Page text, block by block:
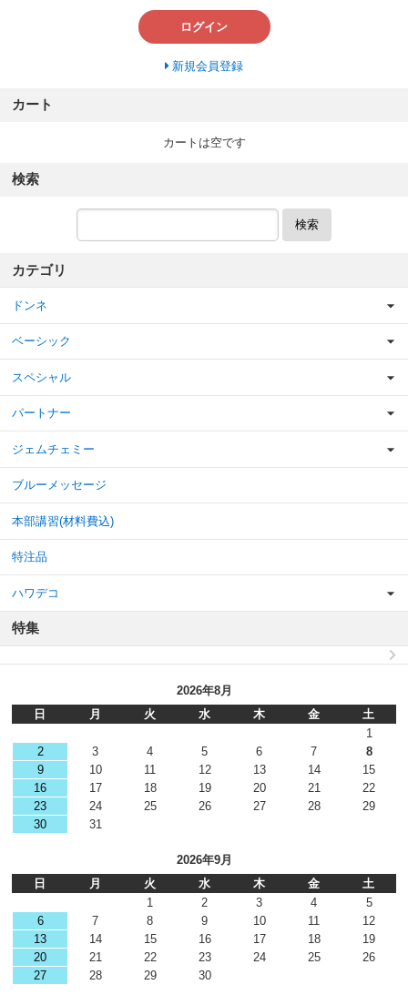
ログイン
新規会員登録
カート
カートは空です
検索
検索
カテゴリ
ドンネ
ベーシック
スペシャル
パートナー
ジェムチェミー
ブルーメッセージ
本部講習(材料費込)
特注品
ハワデコ
特集
2026年8月
日
月 火 水 木 金
土
1
2
3 4 5 6 7
8
9
10 11 12 13 14
15
16
17 18 19 20 21
22
23
24 25 26 27 28
29
30
31
2026年9月
日
月 火 水 木 金
土
1
2 3 4
5
6
7 8 9 10 11
12
13
14 15 16 17 18
19
20
21 22 23 24 25
26
27
28 29 30